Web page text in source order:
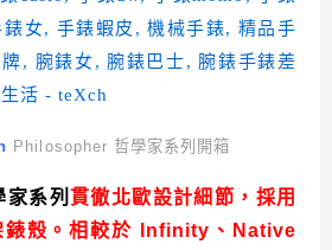
Philosopher 哲學家系列開箱
家系列 貫徹北歐設計細節，採用
錶殼。相較於 Infinity、Native